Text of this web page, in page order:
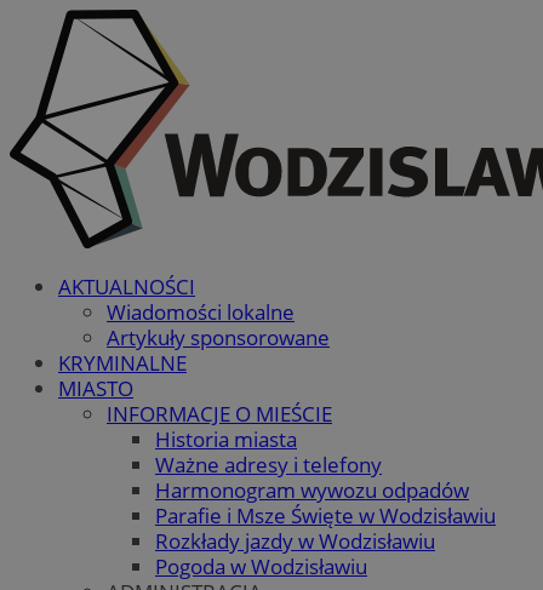
AKTUALNOŚCI
Wiadomości lokalne
Artykuły sponsorowane
KRYMINALNE
MIASTO
INFORMACJE O MIEŚCIE
Historia miasta
Ważne adresy i telefony
Harmonogram wywozu odpadów
Parafie i Msze Święte w Wodzisławiu
Rozkłady jazdy w Wodzisławiu
Pogoda w Wodzisławiu